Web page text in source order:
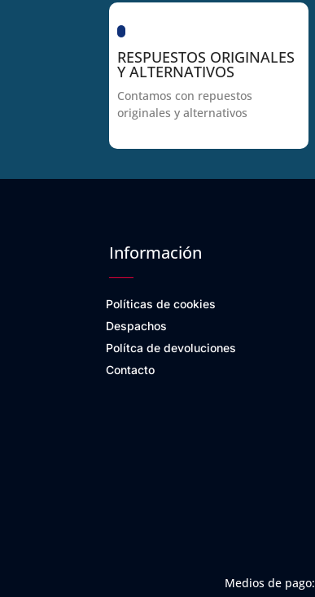
RESPUESTOS ORIGINALES
Y ALTERNATIVOS
Contamos con repuestos
originales y alternativos
Información
Políticas de cookies
Despachos
Polítca de devoluciones
Contacto
Medios de pago: